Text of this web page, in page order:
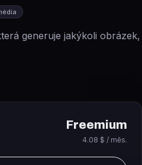
generuje jakýkoli obrázek,
Freemium
4.08 $ / měs.